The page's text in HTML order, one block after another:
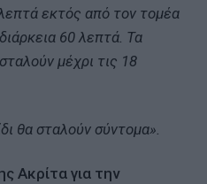
εκτός από τον τομέα
60 λεπτά. Τα
μέχρι τις 18
θα σταλούν σύντομα».
Ακρίτα για την